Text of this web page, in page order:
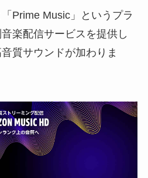
Prime Music」というプラ
楽配信サービスを提供し
質サウンドが加わりま